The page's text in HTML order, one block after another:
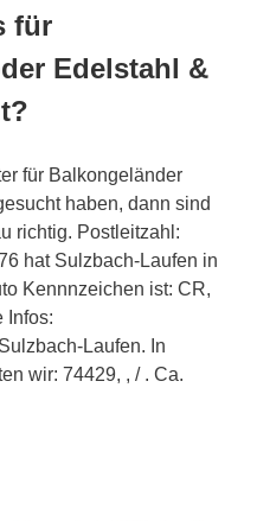
für
Edelstahl &
für Balkongeländer
haben, dann sind
richtig. Postleitzahl:
hat Sulzbach-Laufen in
Kennnzeichen ist: CR,
Infos:
Laufen. In
wir: 74429, , / . Ca.